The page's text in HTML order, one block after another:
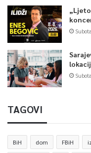
TAGOVI
BiH dom FBiH